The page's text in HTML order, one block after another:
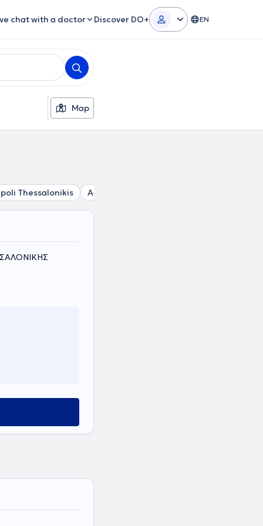
chat with a doctor Discover DO+ EN
Map
Thessalonikis Agios Pavlos